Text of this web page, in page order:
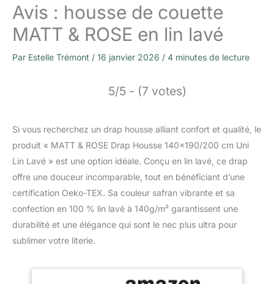
Avis : housse de couette
MATT & ROSE en lin lavé
Par Estelle Trémont / 16 janvier 2026 / 4 minutes de lecture
5/5 - (7 votes)
Si vous recherchez un drap housse alliant confort et qualité, le
produit « MATT & ROSE Drap Housse 140×190/200 cm Uni
Lin Lavé » est une option idéale. Conçu en lin lavé, ce drap
offre une douceur incomparable, tout en bénéficiant d’une
certification Oeko-TEX. Sa couleur safran vibrante et sa
confection en 100 % lin lavé à 140g/m² garantissent une
durabilité et une élégance qui sont le nec plus ultra pour
sublimer votre literie.